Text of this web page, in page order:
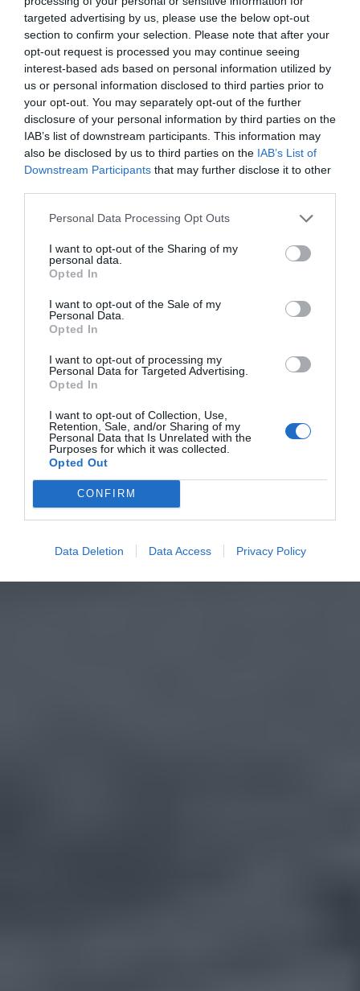
targeted advertising by us, please use the below opt-out
section to confirm your selection. Please note that after your
opt-out request is processed you may continue seeing
interest-based ads based on personal information utilized by
us or personal information disclosed to third parties prior to
your opt-out. You may separately opt-out of the further
disclosure of your personal information by third parties on the
IAB’s list of downstream participants. This information may
also be disclosed by us to third parties on the IAB’s List of
Downstream Participants that may further disclose it to other
Personal Data Processing Opt Outs
I want to opt-out of the Sharing of my
personal data.
Opted In
I want to opt-out of the Sale of my
Personal Data.
Opted In
I want to opt-out of processing my
Personal Data for Targeted Advertising.
Opted In
I want to opt-out of Collection, Use,
Retention, Sale, and/or Sharing of my
Personal Data that Is Unrelated with the
Purposes for which it was collected.
Opted Out
CONFIRM
Data Deletion Data Access Privacy Policy